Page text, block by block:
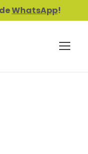
WhatsApp!